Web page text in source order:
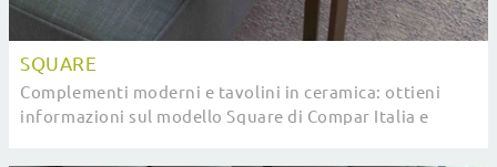
SQUARE
Complementi moderni e tavolini in ceramica: ottieni
informazioni sul modello Square di Compar Italia e